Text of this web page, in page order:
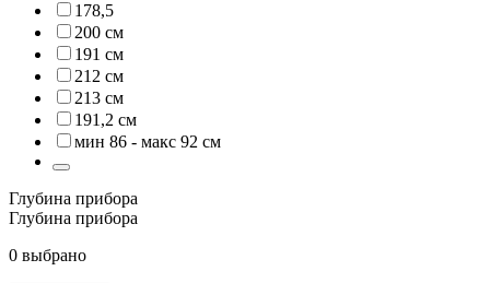
178,5
200 см
191 см
212 см
213 см
191,2 см
мин 86 - макс 92 см
Глубина прибора
Глубина прибора
0 выбрано